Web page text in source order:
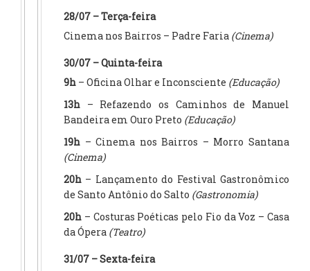
28/07 – Terça-feira
Cinema nos Bairros – Padre Faria (Cinema)
30/07 – Quinta-feira
9h – Oficina Olhar e Inconsciente (Educação)
13h – Refazendo os Caminhos de Manuel
Bandeira em Ouro Preto (Educação)
19h – Cinema nos Bairros – Morro Santana
(Cinema)
20h – Lançamento do Festival Gastronômico
de Santo Antônio do Salto (Gastronomia)
20h – Costuras Poéticas pelo Fio da Voz – Casa
da Ópera (Teatro)
31/07 – Sexta-feira